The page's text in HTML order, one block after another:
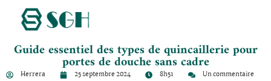
Guide essentiel des types de quincaillerie pour
portes de douche sans cadre
Herrera 25 septembre 2024 8h51 Un commentaire